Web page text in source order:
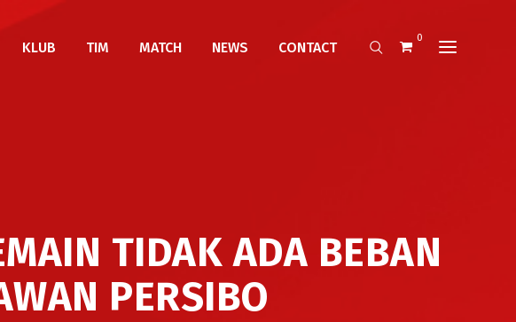
0
KLUB TIM MATCH NEWS CONTACT
TIDAK ADA BEBAN
PERSIBO